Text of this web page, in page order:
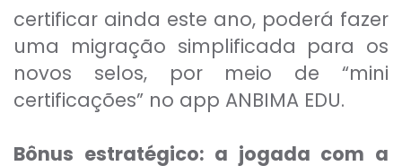
certificar ainda este ano, poderá fazer
uma migração simplificada para os
novos selos, por meio de “mini
certificações” no app ANBIMA EDU.
Bônus estratégico: a jogada com a